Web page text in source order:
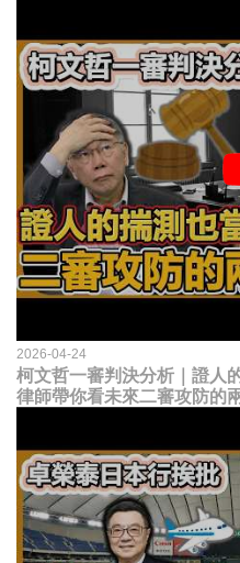
2026-04-24
柯文哲一審判決分析｜證人
律師帶你看未來二審攻防的